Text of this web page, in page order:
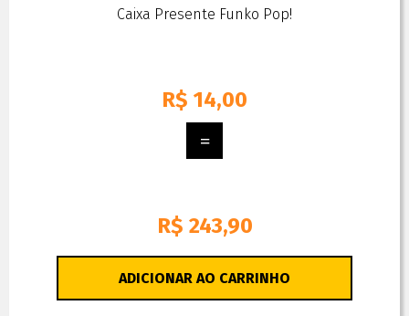
Caixa Presente Funko Pop!
R$ 14,00
R$ 243,90
ADICIONAR AO CARRINHO